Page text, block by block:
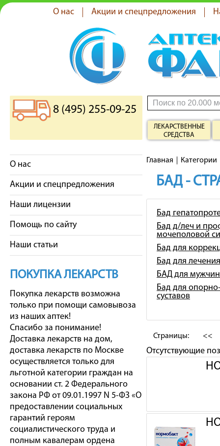
О нас Акции и спецпредложения
8 (495) 255-09-25
ЛЕКАРСТВЕННЫЕ
СРЕДСТВА
О нас
Акции и спецпредложения
Наши лицензии
Помощь по сайту
Наши статьи
ПОКУПКА ЛЕКАРСТВ
Покупка лекарств возможна
только при помощи самовывоза
из наших аптек!
Спасибо за понимание!
Доставка лекарств на дом,
доставка лекарств по Москве
осуществляется только для
льготной категории граждан на
основании ст. 2 Федерального
закона РФ от 09.01.1997 N 5-ФЗ «О
предоставлении социальных
гарантий героям
социалистического труда и
полным кавалерам ордена
Главная Категории
БАД -
Бад
Бад д/леч и
мочеполовой
Бад для
Бад для
БАД для мужчин
Бад для
суставов
Страницы: <<
Отсутствующие